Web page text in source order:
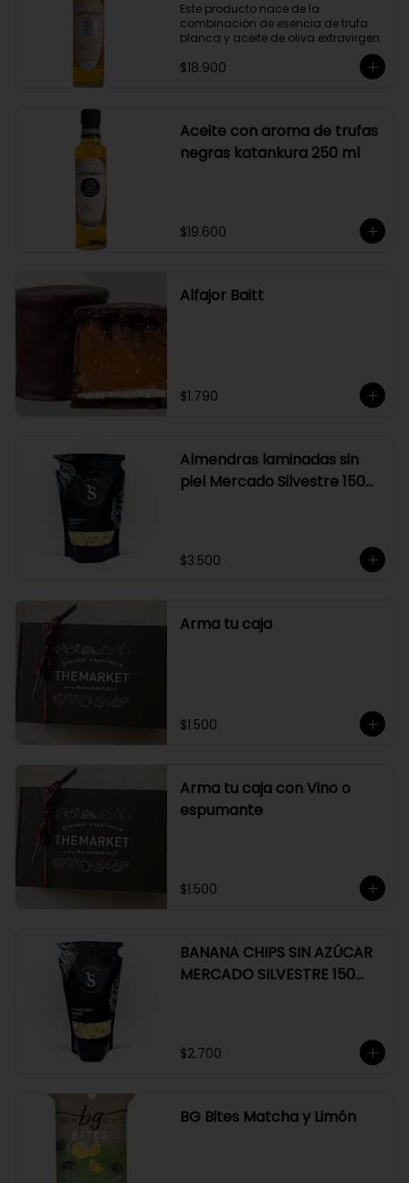
Este producto nace de la
combinación de esencia de trufa
blanca y aceite de oliva extravirgen.
$18.900
Aceite con aroma de trufas
negras katankura 250 ml
$19.600
Alfajor Baitt
$1.790
Almendras laminadas sin
piel Mercado Silvestre 150
$3.500
Arma tu caja
$1.500
Arma tu caja con Vino o
espumante
$1.500
BANANA CHIPS SIN AZÚCAR
MERCADO SILVESTRE 150
$2.700
BG Bites Matcha y Limón